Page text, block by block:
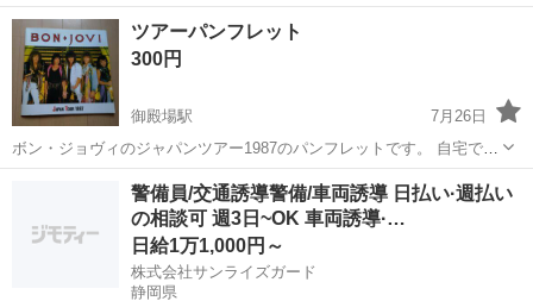
場内の清掃、雪掃き作業などに使用できる万能清掃用ホーキです。 掃
き寄せ部に樹脂を使用しており、しなやかな腰があります。 穂先に特
殊処理が施され...
静岡 御殿場市 御殿場駅 その他
ツアーパンフレット
300円
御殿場駅
7月26日
ボン・ジョヴィのジャパンツアー1987のパンフレットです。 自宅で保
管していました。
御殿場市 御殿場駅 その他
警備員/交通誘導警備/車両誘導 日払い·週払い
の相談可 週3日~OK 車両誘導·…
日給1万1,000円～
株式会社サンライズガード
静岡県